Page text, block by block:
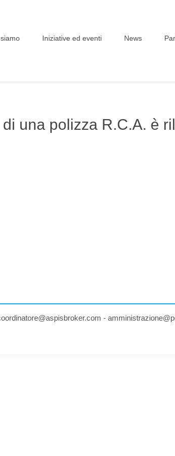
Iniziative ed eventi News
una polizza R.C.A. è
-